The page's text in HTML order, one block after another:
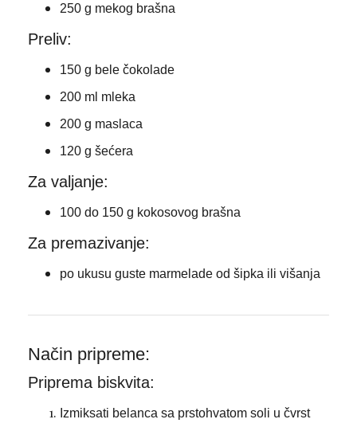
250 g mekog brašna
Preliv:
150 g bele čokolade
200 ml mleka
200 g maslaca
120 g šećera
Za valjanje:
100 do 150 g kokosovog brašna
Za premazivanje:
po ukusu guste marmelade od šipka ili višanja
Način pripreme:
Priprema biskvita:
Izmiksati belanca sa prstohvatom soli u čvrst